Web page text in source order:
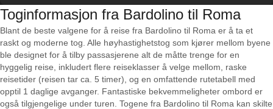
Toginformasjon fra Bardolino til Roma
Blant de beste valgene for å reise fra Bardolino til Roma er å ta et
raskt og moderne tog. Alle høyhastighetstog som kjører mellom byene
ble designet for å tilby passasjerene alt de måtte trenge for en
hyggelig reise, inkludert flere reiseklasser å velge mellom, raske
reisetider (reisen tar ca. 5 timer), og en omfattende rutetabell med
opptil 1 daglige avganger. Fantastiske bekvemmeligheter ombord er
også tilgjengelige under turen. Togene fra Bardolino til Roma kan skilte